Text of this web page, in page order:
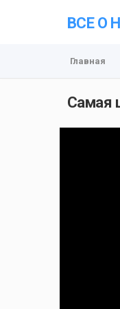
ВСЕ О
Главная
Самая